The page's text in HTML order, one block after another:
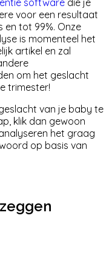
software die je
voor een resultaat
tot 99%. Onze
is momenteel het
artikel en zal
om het geslacht
trimester!
van je baby te
klik dan gewoon
het graag
op basis van